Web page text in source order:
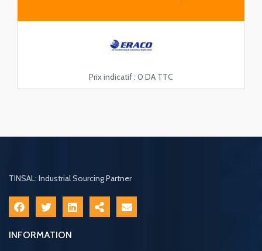
Prix indicatif : 0 DA TTC
TINSAL: Industrial Sourcing Partner
INFORMATION